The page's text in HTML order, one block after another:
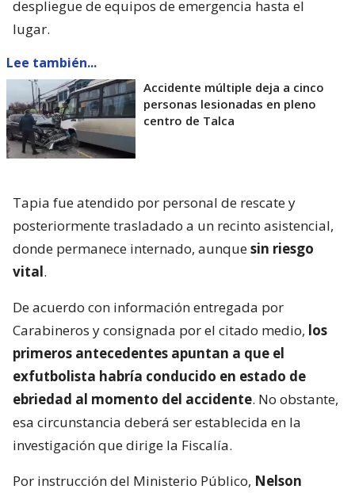
despliegue de equipos de emergencia hasta el
lugar.
Lee también...
Accidente múltiple deja a cinco
personas lesionadas en pleno
centro de Talca
Tapia fue atendido por personal de rescate y
posteriormente trasladado a un recinto asistencial,
donde permanece internado, aunquesin riesgo
vital.
De acuerdo con información entregada por
Carabineros y consignada por el citado medio, los
primeros antecedentes apuntan a que el
exfutbolista habría conducido en estado de
ebriedad al momento del accidente. No obstante,
esa circunstancia deberá ser establecida en la
investigación que dirige la Fiscalía.
Por instrucción del Ministerio Público, Nelson